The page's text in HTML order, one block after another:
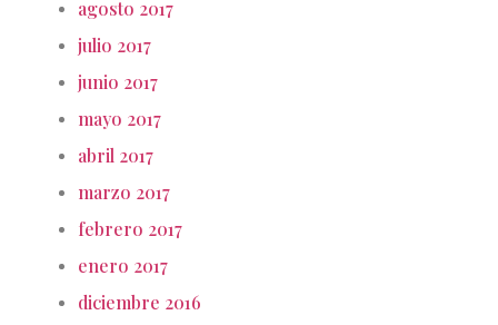
agosto 2017
julio 2017
junio 2017
mayo 2017
abril 2017
marzo 2017
febrero 2017
enero 2017
diciembre 2016